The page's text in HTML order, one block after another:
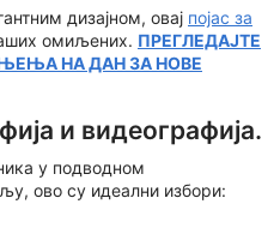
дизајном, овај појас за
омиљених. ПРЕГЛЕДАЈТЕ
НА ДАН ЗА НОВЕ
и видеографија.
у подводном
ово су идеални избори: